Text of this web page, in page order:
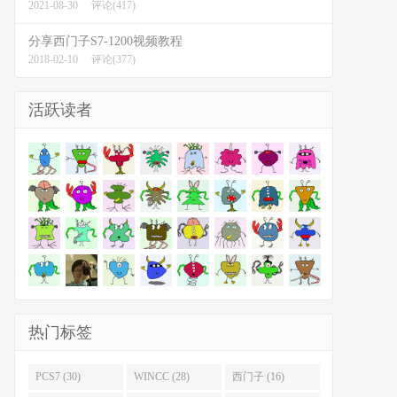
2021-08-30 评论(417)
分享西门子S7-1200视频教程
2018-02-10 评论(377)
活跃读者
热门标签
PCS7 (30) WINCC (28) 西门子 (16)